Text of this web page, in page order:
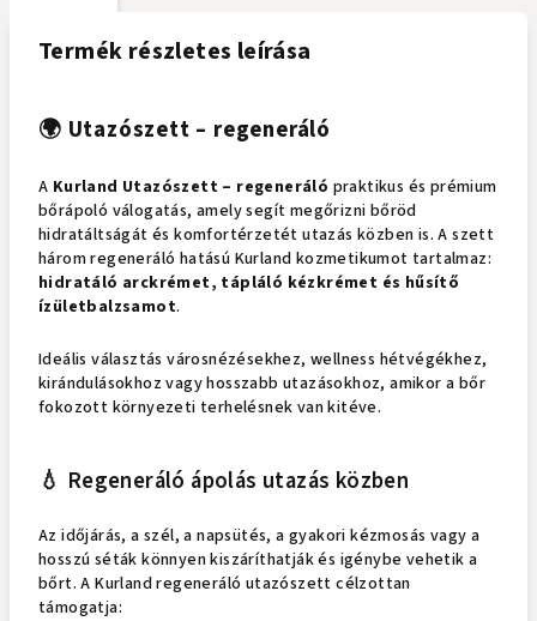
Termék részletes leírása
🌍 Utazószett – regeneráló
A Kurland Utazószett – regeneráló praktikus és prémium
bőrápoló válogatás, amely segít megőrizni bőröd
hidratáltságát és komfortérzetét utazás közben is. A szett
három regeneráló hatású Kurland kozmetikumot tartalmaz:
hidratáló arckrémet, tápláló kézkrémet és hűsítő
ízületbalzsamot.
Ideális választás városnézésekhez, wellness hétvégékhez,
kirándulásokhoz vagy hosszabb utazásokhoz, amikor a bőr
fokozott környezeti terhelésnek van kitéve.
💧 Regeneráló ápolás utazás közben
Az időjárás, a szél, a napsütés, a gyakori kézmosás vagy a
hosszú séták könnyen kiszáríthatják és igénybe vehetik a
bőrt. A Kurland regeneráló utazószett célzottan
támogatja: